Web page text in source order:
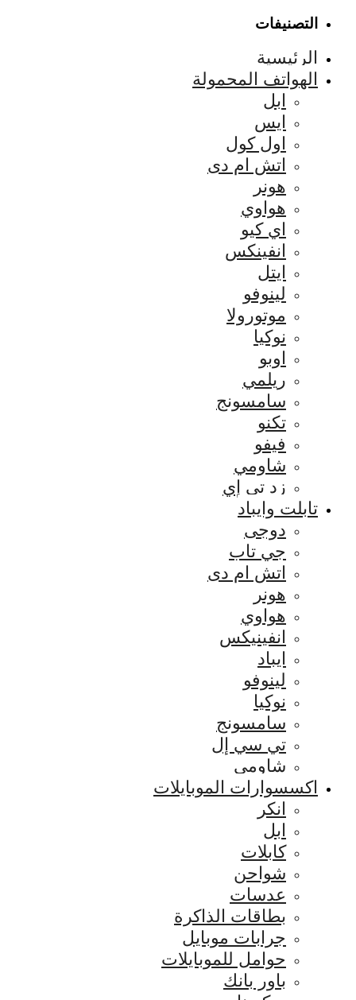
التصنيفات
الرئيسية
الهواتف المحمولة
ابل
ايس
اول كول
اتش ام دى
هونر
هواوي
اي كيو
انفينكس
ايتل
لينوفو
موتورولا
نوكيا
اوبو
ريلمي
سامسونج
تكنو
فيفو
شاومي
زد تي إي
تابلت وايباد
دوجى
جي تاب
اتش ام دى
هونر
هواوي
انفينيكس
ايباد
لينوفو
نوكيا
سامسونج
تي سي إل
شاومي
اكسسوارات الموبايلات
انكر
ابل
كابلات
شواحن
عدسات
بطاقات الذاكرة
جرابات موبايل
حوامل للموبايلات
باور بانك